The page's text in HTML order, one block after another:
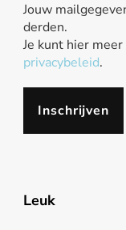
Jouw
derden.
Je kunt hier
privacybeleid.
Leuk